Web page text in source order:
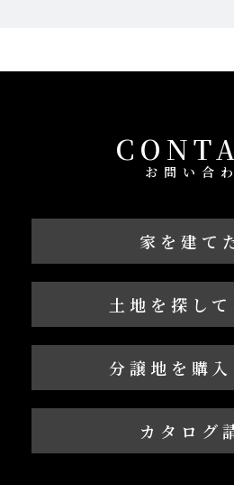
お問い合
家を建て
土地を探し
分譲地を購
カタログ